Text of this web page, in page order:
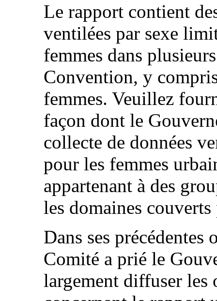
Le rapport contient
ventilées par sexe
femmes dans
Convention, y
femmes. Veuillez
façon dont le
collecte de données
pour les femmes
appartenant à des
les domaines
Dans ses
Comité a prié le
largement diffuser les